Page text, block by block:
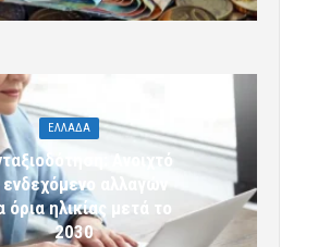
ΕΛΛΑΔΑ
Ανοιχτό
ενδεχόμενο αλλαγών
όρια ηλικίας μετά το
2030